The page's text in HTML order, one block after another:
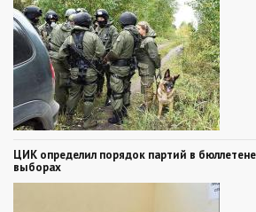
ЦИК определил порядок партий в
выборах